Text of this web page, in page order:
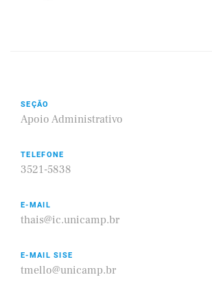
SEÇÃO
Apoio Administrativo
TELEFONE
3521-5838
E-MAIL
thais@ic.unicamp.br
E-MAIL SISE
tmello@unicamp.br